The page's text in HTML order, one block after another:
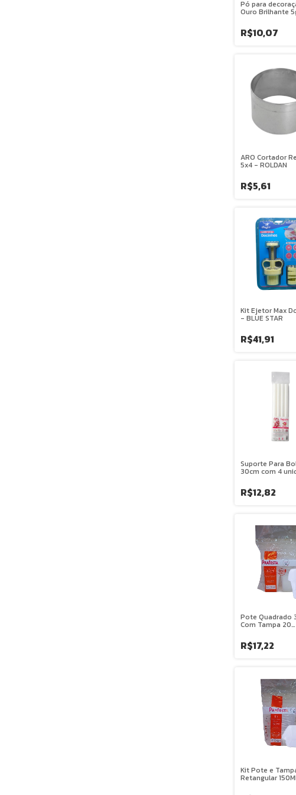
Pó para
Ouro Brilhante
R$10,07
ARO Cortador
5x4 - ROLDAN
R$5,61
Kit Ejetor Max
- BLUE STAR
R$41,91
Suporte Para
30cm com 4
R$12,82
Pote Quadrado
Com Tampa 20
R$17,22
Kit Pote e
Retangular